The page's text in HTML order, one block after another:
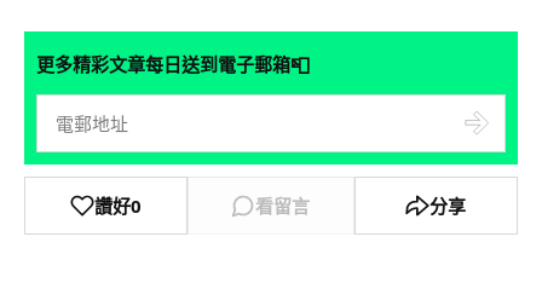
更多精彩文章每日送到電子郵箱📮
讚好0 看留言 分享